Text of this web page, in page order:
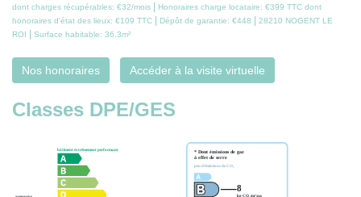
dont charges récupérables: €32/mois Honoraires charge locataire: €399 TTC dont
honoraires d'état des lieux: €109 TTC
Dépôt de garantie: €448
28210 NOGENT LE
ROI
Surface habitable: 36.3m²
Nos honoraires Accéder à la visite virtuelle
Classes DPE/GES